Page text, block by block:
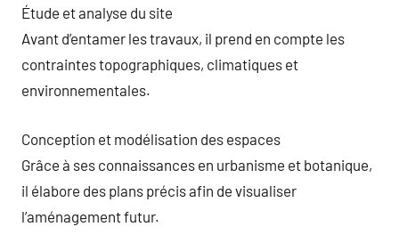
Étude et analyse du site
Avant d’entamer les travaux, il prend en compte les
contraintes topographiques, climatiques et
environnementales.
Conception et modélisation des espaces
Grâce à ses connaissances en urbanisme et botanique,
il élabore des plans précis afin de visualiser
l’aménagement futur.